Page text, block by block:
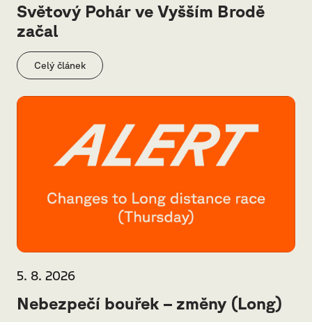
Světový Pohár ve Vyšším Brodě
začal
Celý článek
5. 8. 2026
Nebezpečí bouřek – změny (Long)